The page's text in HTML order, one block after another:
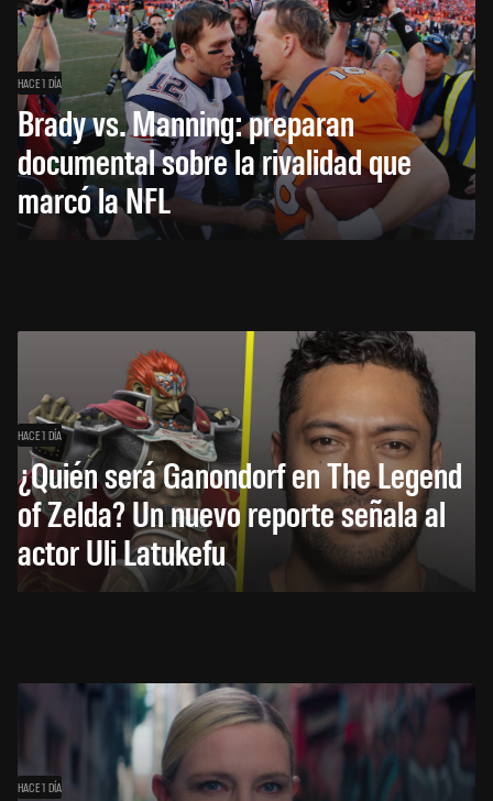
HACE 1 DÍA
Brady vs. Manning: preparan
documental sobre la rivalidad que
marcó la NFL
HACE 1 DÍA
¿Quién será Ganondorf en The Legend
of Zelda? Un nuevo reporte señala al
actor Uli Latukefu
HACE 1 DÍA